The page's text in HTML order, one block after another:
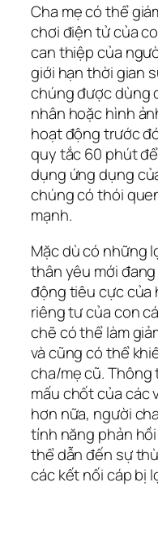
Cha mẹ có thể
chơi điện tử của
can thiệp của
giới hạn thời gian
chúng được dùng
nhân hoặc hình
hoạt động trước
quy tắc 60 phút
dụng ứng dụng
chúng có thói
mạnh.
Mặc dù có những
thân yêu mới
động tiêu cực của
riêng tư của con
chẽ có thể làm
và cũng có thể
cha/mẹ cũ. Thông
mấu chốt của các
hơn nữa, người
tính năng phản
thể dẫn đến sự
các kết nối cáp bị